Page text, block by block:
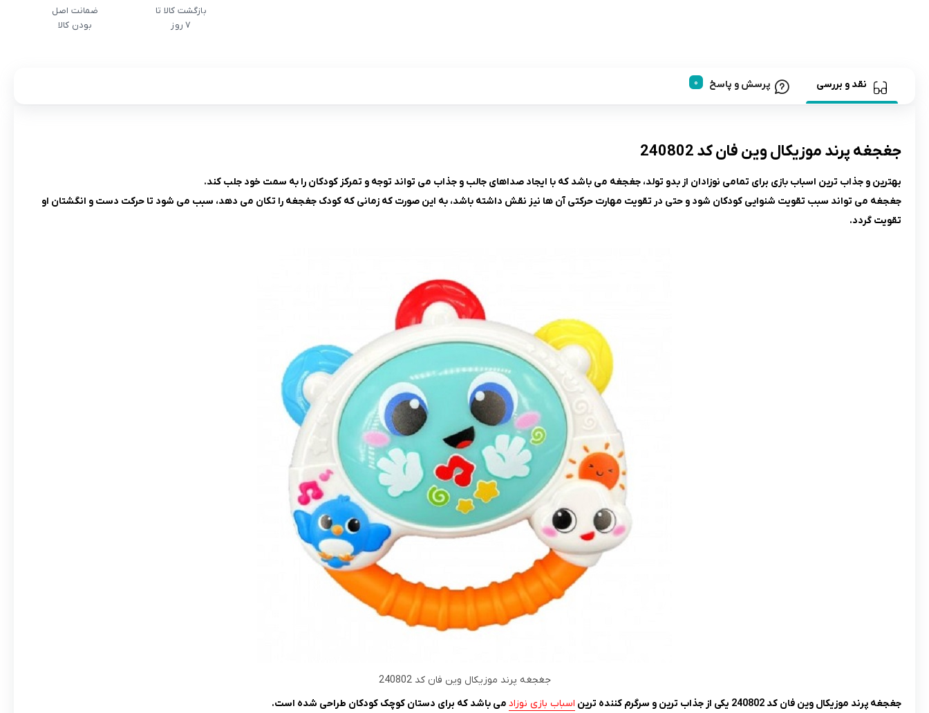
بازگشت کالا تا
7 روز
ضمانت اصل
بودن کالا
نقد و بررسی پرسش و پاسخ
جغجغه پرند موزیکال وین فان کد 240802
بهترین و جذاب ترین اسباب بازی برای تمامی نوزادان از بدو تولد، جغجغه می باشد که با ایجاد صداهای جالب و جذاب می تواند توجه و تمرکز کودکان را به سمت خود جلب کند.
جغجغه می تواند سبب تقویت شنوایی کودکان شود و حتی در تقویت مهارت حرکتی آن ها نیز نقش داشته باشد، به این صورت که زمانی که کودک جغجغه را تکان می دهد، سبب می شود تا حرکت دست و انگشتان او
تقویت گردد.
جغجغه پرند موزیکال وین فان کد 240802
جغجغه پرند موزیکال وین فان کد 240802 یکی از جذاب ترین و سرگرم کننده ترین
اسباب بازی نوزاد می باشد که برای دستان کوچک کودکان طراحی شده است.